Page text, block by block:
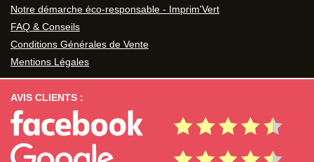
Notre démarche éco-responsable - Imprim'Vert
FAQ & Conseils
Conditions Générales de Vente
Mentions Légales
AVIS CLIENTS :